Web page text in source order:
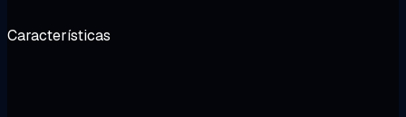
Características